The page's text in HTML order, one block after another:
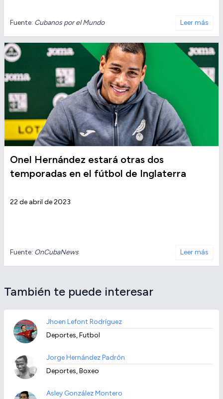
Fuente: Cubanos por el Mundo Leer más
Onel Hernández estará otras dos
temporadas en el fútbol de Inglaterra
22 de abril de 2023
Fuente: OnCubaNews Leer más
También te puede interesar
Jhoen Lefont Rodríguez
Deportes, Futbol
Jorge Hernández Padrón
Deportes, Boxeo
Asley González Montero